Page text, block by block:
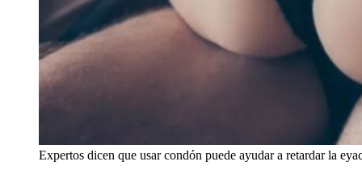
Expertos dicen que usar condón puede ayudar a retardar la